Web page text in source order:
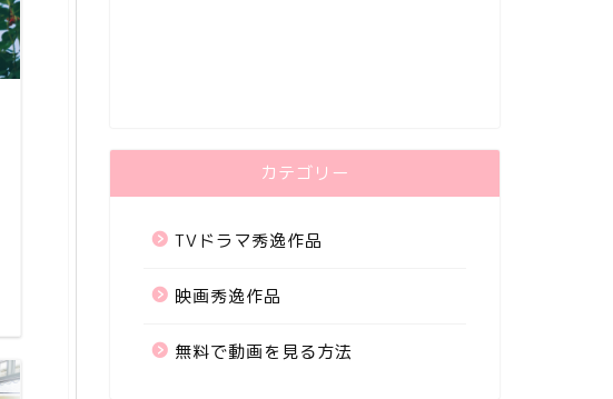
カテゴリー
TVドラマ秀逸作品
映画秀逸作品
無料で動画を見る方法